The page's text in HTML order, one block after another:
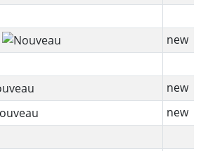
new
new
new